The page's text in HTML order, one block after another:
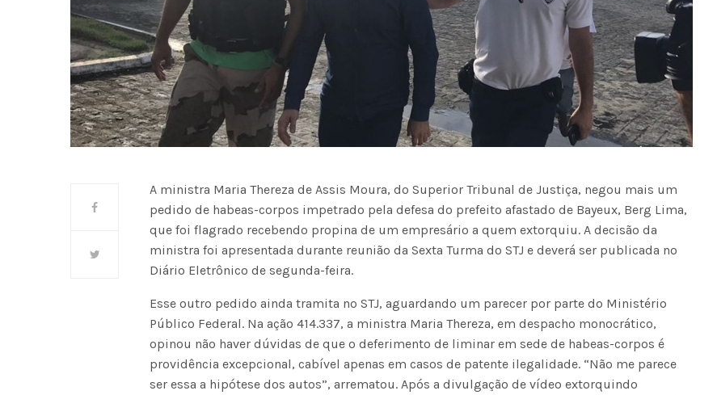
A ministra Maria Thereza de Assis Moura, do Superior Tribunal de Justiça, negou mais um
pedido de habeas-corpos impetrado pela defesa do prefeito afastado de Bayeux, Berg Lima,
que foi flagrado recebendo propina de um empresário a quem extorquiu. A decisão da
ministra foi apresentada durante reunião da Sexta Turma do STJ e deverá ser publicada no
Diário Eletrônico de segunda-feira.
Esse outro pedido ainda tramita no STJ, aguardando um parecer por parte do Ministério
Público Federal. Na ação 414.337, a ministra Maria Thereza, em despacho monocrático,
opinou não haver dúvidas de que o deferimento de liminar em sede de habeas-corpos é
providência excepcional, cabível apenas em casos de patente ilegalidade. “Não me parece
ser essa a hipótese dos autos”, arrematou. Após a divulgação de vídeo extorquindo